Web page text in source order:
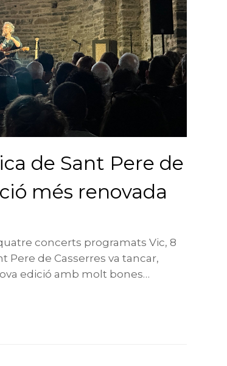
de Sant Pere de
més renovada
concerts programats Vic, 8
Pere de Casserres va tancar,
edició amb molt bones…